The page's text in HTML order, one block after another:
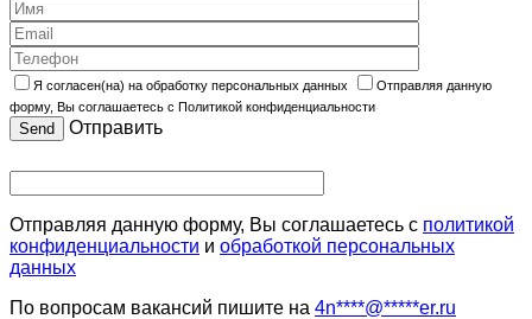
Я согласен(на) на обработку персональных данных
Отправляя данную
форму, Вы соглашаетесь с Политикой конфиденциальности
Отправить
Отправляя данную форму, Вы соглашаетесь с политикой
конфиденциальности и обработкой персональных
данных
По вопросам вакансий пишите на 4n****@*****er.ru